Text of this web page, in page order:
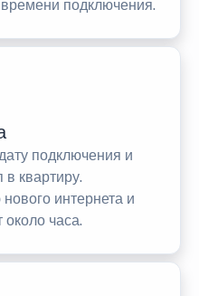
подключения.
подключения и
в квартиру.
интернета и
часа.